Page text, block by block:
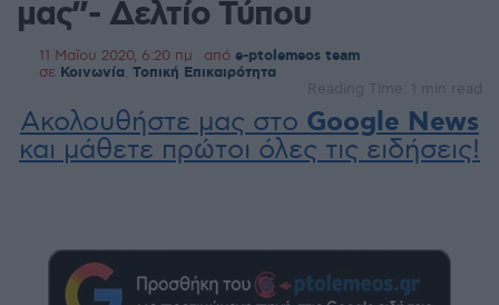
μας”- Δελτίο Τύπου
11 Μαΐου 2020, 6:20 πμ από e-ptolemeos team
σε Κοινωνία Τοπική Επικαιρότητα
Reading Time: 1 min read
Ακολουθήστε μας στο Google News
και μάθετε πρώτοι όλες τις ειδήσεις!